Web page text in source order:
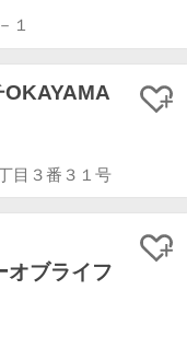
１
OKAYAMA
目３番３１号
オブライフ